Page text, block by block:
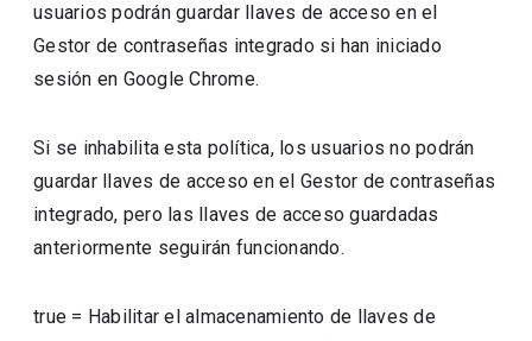
usuarios podrán guardar llaves de acceso en el
Gestor de contraseñas integrado si han iniciado
sesión en Google Chrome.
Si se inhabilita esta política, los usuarios no podrán
guardar llaves de acceso en el Gestor de contraseñas
integrado, pero las llaves de acceso guardadas
anteriormente seguirán funcionando.
true = Habilitar el almacenamiento de llaves de